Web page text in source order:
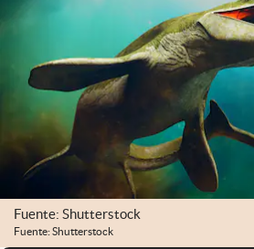
Eventos Corporativos
El Cronista Studio
Mediakit
abre en nueva pestaña
Fuente: Shutterstock
Fuente: Shutterstock